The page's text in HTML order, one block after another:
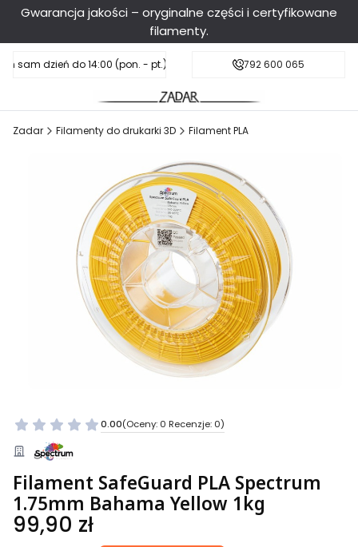
Gwarancja jakości – oryginalne części i certyfikowane
filamenty.
sam dzień do 14:00 (pon. - pt.), sobota do 11:00Darmowa dostawa od 199 zł
792 600 065
Zadar Filamenty do drukarki 3D Filament PLA
0.00(Oceny: 0 Recenzje: 0)
Filament SafeGuard PLA Spectrum
1.75mm Bahama Yellow 1kg
Cena
99,90 zł